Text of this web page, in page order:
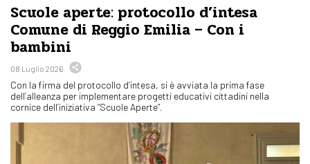
Scuole aperte: protocollo d’intesa
Comune di Reggio Emilia – Con i
bambini
08 Luglio 2026
Con la firma del protocollo d’intesa, si è avviata la prima fase
dell’alleanza per implementare progetti educativi cittadini nella
cornice dell’iniziativa “Scuole Aperte”.